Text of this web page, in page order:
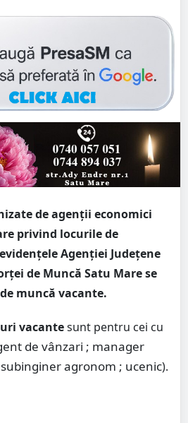
de agenții economici
privind locurile de
Agenției Județene
de Muncă Satu Mare se
muncă vacante.
vacantesunt pentru cei cu
de vânzari ; manager
agronom ; ucenic).